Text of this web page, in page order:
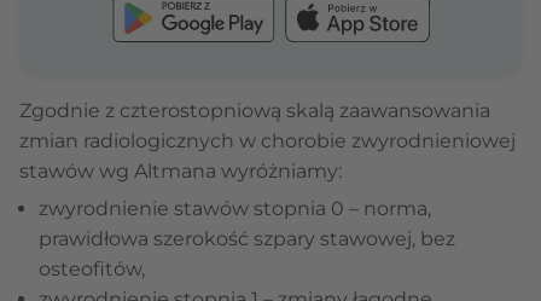
Zgodnie z czterostopniową skalą zaawansowania
zmian radiologicznych w chorobie zwyrodnieniowej
stawów wg Altmana wyróżniamy:
zwyrodnienie stawów stopnia 0 – norma,
prawidłowa szerokość szpary stawowej, bez
osteofitów,